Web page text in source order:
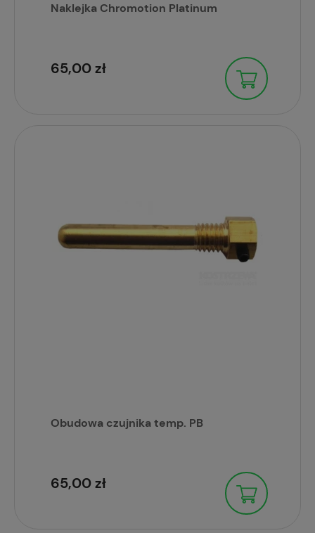
Naklejka Chromotion Platinum
65,00 zł
Obudowa czujnika temp. PB
65,00 zł